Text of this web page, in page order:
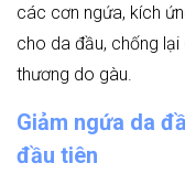
các cơn ngứa, kích
cho da đầu, chống
thương do gàu.
Giảm ngứa da
đầu tiên